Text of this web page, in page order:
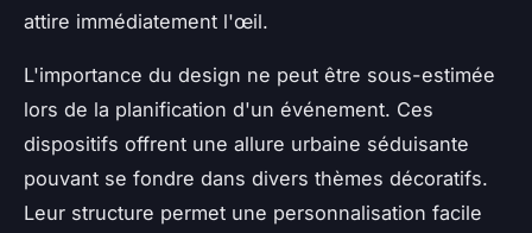
attire immédiatement l'œil.
L'importance du design ne peut être sous-estimée
lors de la planification d'un événement. Ces
dispositifs offrent une allure urbaine séduisante
pouvant se fondre dans divers thèmes décoratifs.
Leur structure permet une personnalisation facile